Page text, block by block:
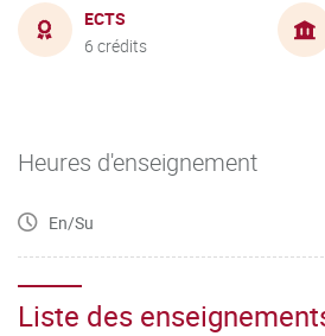
ECTS
6 crédits
Heures d'enseignement
En/Su
Liste des